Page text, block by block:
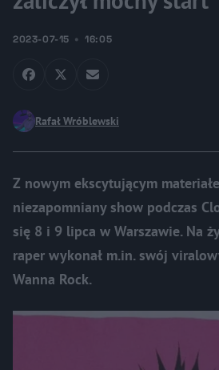
2023-07-15 16:05
Rafał Wróblewski
Z nowym ekscytującym
niezapomniany show podczas
się 8 i 9 lipca w Warszawie. Na
raper wykonał m.in. swój
Wanna Rock.